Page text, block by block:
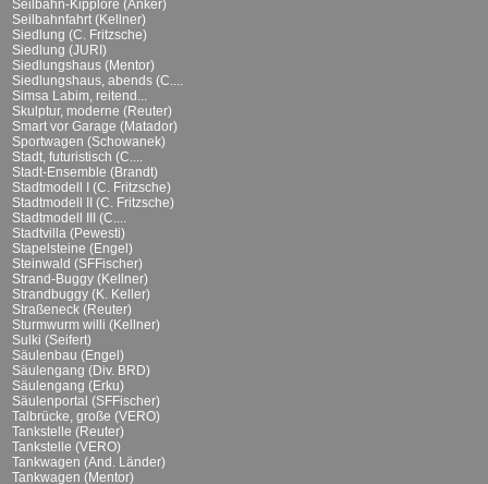
Seilbahn-Kipplore (Anker)
Seilbahnfahrt (Kellner)
Siedlung (C. Fritzsche)
Siedlung (JURI)
Siedlungshaus (Mentor)
Siedlungshaus, abends (C....
Simsa Labim, reitend...
Skulptur, moderne (Reuter)
Smart vor Garage (Matador)
Sportwagen (Schowanek)
Stadt, futuristisch (C....
Stadt-Ensemble (Brandt)
Stadtmodell I (C. Fritzsche)
Stadtmodell II (C. Fritzsche)
Stadtmodell III (C....
Stadtvilla (Pewesti)
Stapelsteine (Engel)
Steinwald (SFFischer)
Strand-Buggy (Kellner)
Strandbuggy (K. Keller)
Straßeneck (Reuter)
Sturmwurm willi (Kellner)
Sulki (Seifert)
Säulenbau (Engel)
Säulengang (Div. BRD)
Säulengang (Erku)
Säulenportal (SFFischer)
Talbrücke, große (VERO)
Tankstelle (Reuter)
Tankstelle (VERO)
Tankwagen (And. Länder)
Tankwagen (Mentor)